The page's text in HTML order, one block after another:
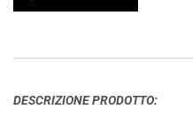
DESCRIZIONE PRODOTTO: